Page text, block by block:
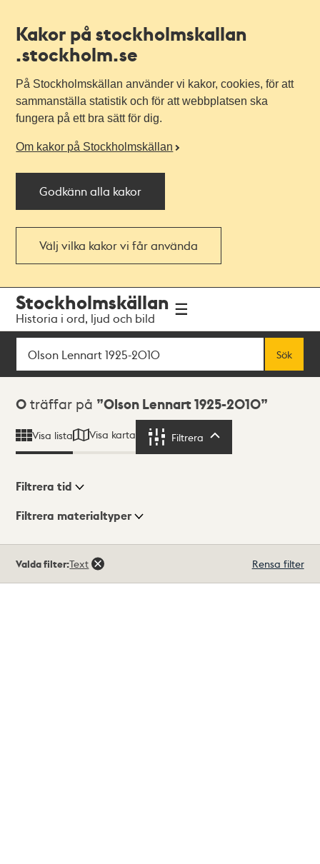
Kakor på stockholmskallan
.stockholm.se
På Stockholmskällan använder vi kakor, cookies, för att
sammanställa statistik och för att webbplatsen ska
fungera på ett bra sätt för dig.
Om kakor på Stockholmskällan
Godkänn alla kakor
Välj vilka kakor vi får använda
navigationen
huvudinnehållet
Stockholmskällan
Historia i ord, ljud och bild
Sök
Sök
Sökresultat
0 träffar på Olson Lennart 1925-2010
Visa lista Visa karta Filtrera
Visningsläge
Filtrera tid
Filtrera materialtyper
träffar
Valda filter:Text Rensa filter